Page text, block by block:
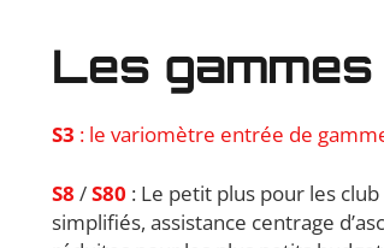
Les gammes
S3 : le variomètre entrée de
S8 /S80 : Le petit plus pour les
simplifiés, assistance centrage